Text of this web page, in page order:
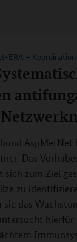
ERA –
Das
sich zum Ziel
zu
sie das